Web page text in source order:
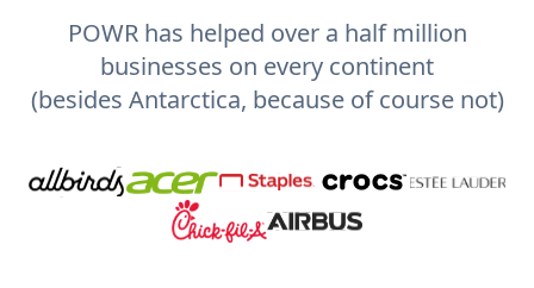
POWR has helped over a half million
businesses on every continent
(besides Antarctica, because of course not)